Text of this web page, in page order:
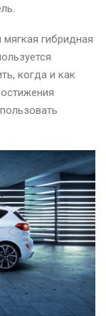
гибридная
когда и как